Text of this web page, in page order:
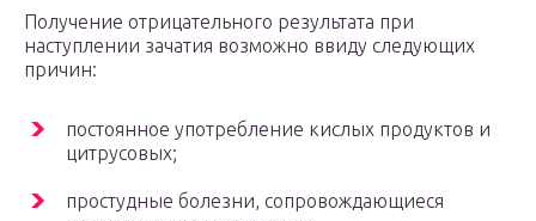
Получение отрицательного результата при
наступлении зачатия возможно ввиду следующих
причин:
постоянное употребление кислых продуктов и
цитрусовых;
простудные болезни, сопровождающиеся